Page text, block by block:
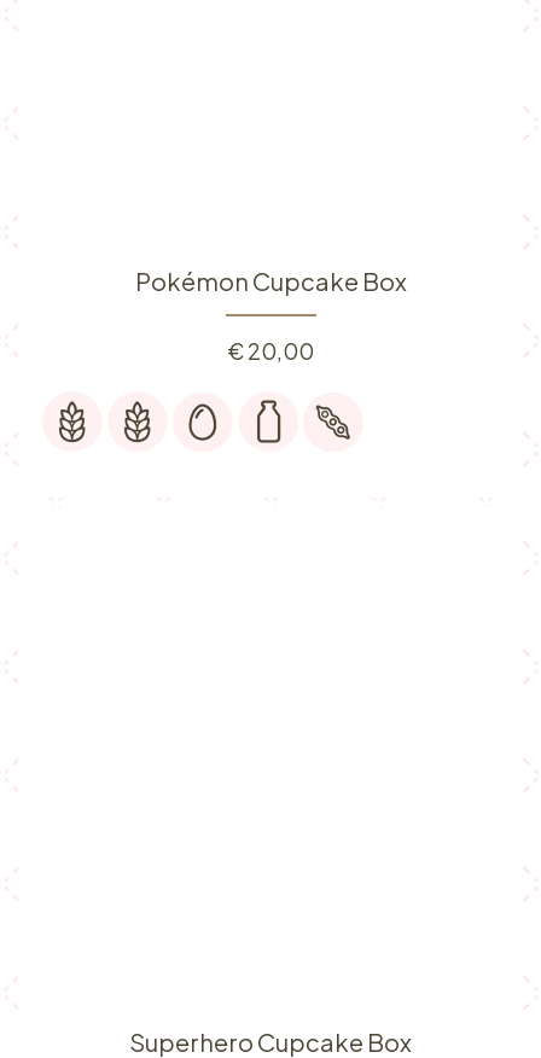
Pokémon Cupcake Box
€20,00
Superhero Cupcake Box